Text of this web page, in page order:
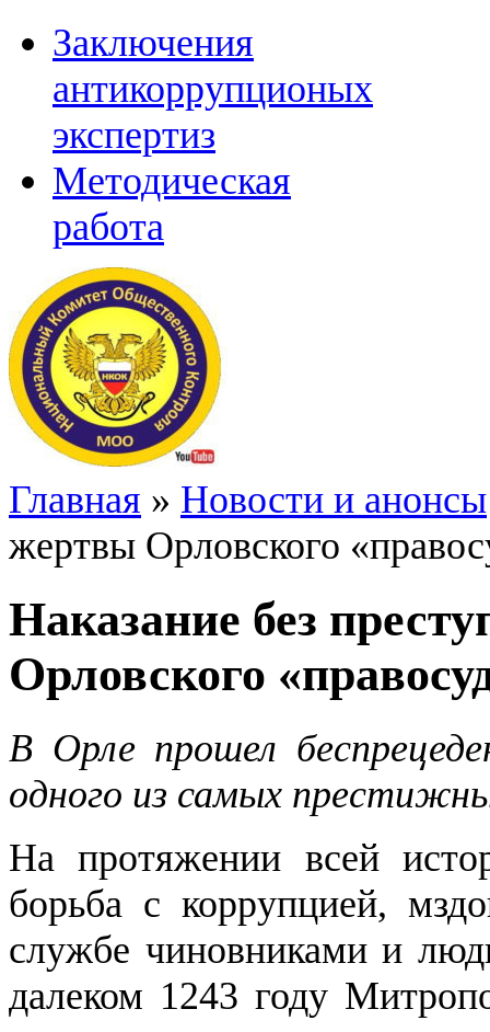
Заключения
антикоррупционых
экспертиз
Методическая
работа
Главная » Новости и анонсы
жертвы Орловского
Наказание без
Орловского
В Орле прошел
одного из самых
На протяжении всей
борьба с коррупцией,
службе чиновниками и
далеком 1243 году